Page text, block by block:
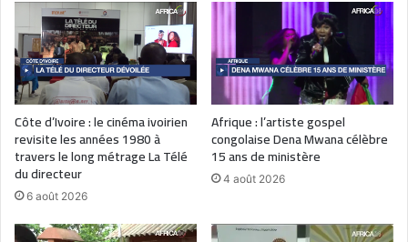
Côte d’Ivoire : le cinéma ivoirien
revisite les années 1980 à
travers le long métrage La Télé
du directeur
6 août 2026
Afrique : l’artiste gospel
congolaise Dena Mwana célèbre
15 ans de ministère
4 août 2026